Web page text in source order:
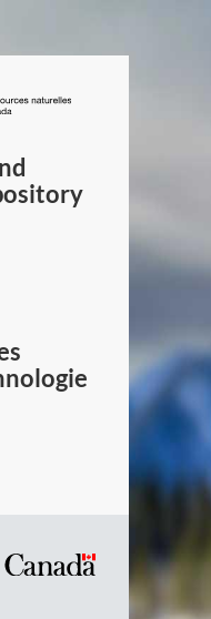
/
Canada
Symbole